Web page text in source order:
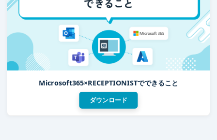
Microsoft365×RECEPTIONISTでできること
ダウンロード